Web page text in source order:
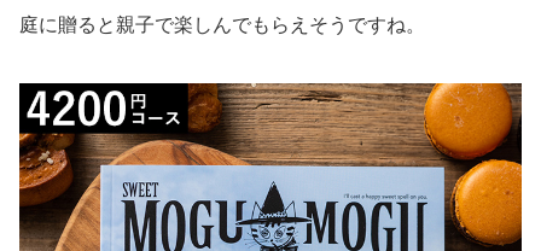
庭に贈ると親子で楽しんでもらえそうですね。